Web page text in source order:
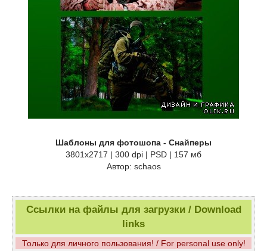
Шаблоны для фотошопа - Снайперы
3801х2717 | 300 dpi | PSD | 157 мб
Автор: schaos
Ссылки на файлы для загрузки / Download
links
Только для личного пользования! / For personal use only!